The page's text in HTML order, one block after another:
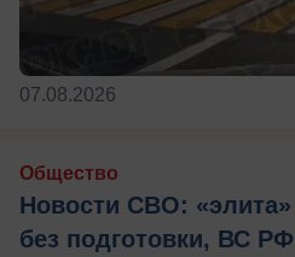
07.08.2026
Общество
Новости СВО:
без подготовки, ВС